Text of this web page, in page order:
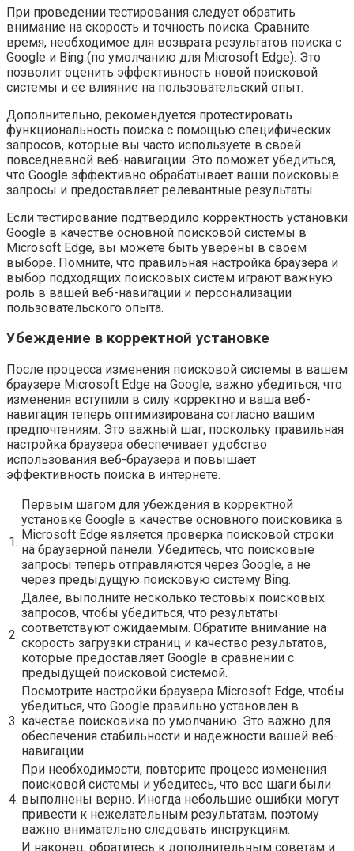
При проведении тестирования следует обратить
внимание на скорость и точность поиска. Сравните
время, необходимое для возврата результатов поиска с
Google и Bing (по умолчанию для Microsoft Edge). Это
позволит оценить эффективность новой поисковой
системы и ее влияние на пользовательский опыт.
Дополнительно, рекомендуется протестировать
функциональность поиска с помощью специфических
запросов, которые вы часто используете в своей
повседневной веб-навигации. Это поможет убедиться,
что Google эффективно обрабатывает ваши поисковые
запросы и предоставляет релевантные результаты.
Если тестирование подтвердило корректность установки
Google в качестве основной поисковой системы в
Microsoft Edge, вы можете быть уверены в своем
выборе. Помните, что правильная настройка браузера и
выбор подходящих поисковых систем играют важную
роль в вашей веб-навигации и персонализации
пользовательского опыта.
Убеждение в корректной установке
После процесса изменения поисковой системы в вашем
браузере Microsoft Edge на Google, важно убедиться, что
изменения вступили в силу корректно и ваша веб-
навигация теперь оптимизирована согласно вашим
предпочтениям. Это важный шаг, поскольку правильная
настройка браузера обеспечивает удобство
использования веб-браузера и повышает
эффективность поиска в интернете.
1.
Первым шагом для убеждения в корректной
установке Google в качестве основного поисковика в
Microsoft Edge является проверка поисковой строки
на браузерной панели. Убедитесь, что поисковые
запросы теперь отправляются через Google, а не
через предыдущую поисковую систему Bing.
2.
Далее, выполните несколько тестовых поисковых
запросов, чтобы убедиться, что результаты
соответствуют ожидаемым. Обратите внимание на
скорость загрузки страниц и качество результатов,
которые предоставляет Google в сравнении с
предыдущей поисковой системой.
3.
Посмотрите настройки браузера Microsoft Edge, чтобы
убедиться, что Google правильно установлен в
качестве поисковика по умолчанию. Это важно для
обеспечения стабильности и надежности вашей веб-
навигации.
4.
При необходимости, повторите процесс изменения
поисковой системы и убедитесь, что все шаги были
выполнены верно. Иногда небольшие ошибки могут
привести к нежелательным результатам, поэтому
важно внимательно следовать инструкциям.
И наконец, обратитесь к дополнительным советам и